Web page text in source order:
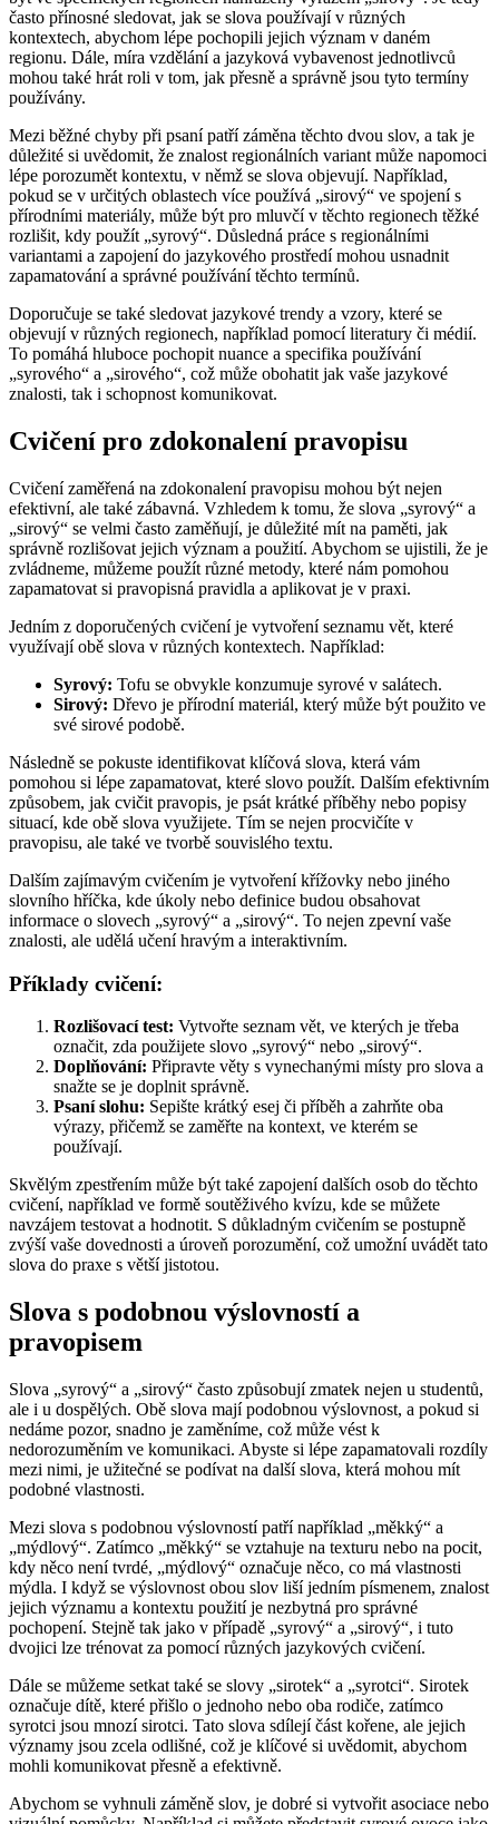
často přínosné sledovat, jak se slova používají v různých
kontextech, abychom lépe pochopili jejich význam v daném
regionu. Dále, míra vzdělání a jazyková vybavenost jednotlivců
mohou také hrát roli v tom, jak přesně a správně jsou tyto termíny
používány.
Mezi běžné chyby při psaní patří záměna těchto dvou slov, a tak je
důležité si uvědomit, že znalost regionálních variant může napomoci
lépe porozumět kontextu, v němž se slova objevují. Například,
pokud se v určitých oblastech více používá „sirový“ ve spojení s
přírodními materiály, může být pro mluvčí v těchto regionech těžké
rozlišit, kdy použít „syrový“. Důsledná práce s regionálními
variantami a zapojení do jazykového prostředí mohou usnadnit
zapamatování a správné používání těchto termínů.
Doporučuje se také sledovat jazykové trendy a vzory, které se
objevují v různých regionech, například pomocí literatury či médií.
To pomáhá hluboce pochopit nuance a specifika používání
„syrového“ a „sirového“, což může obohatit jak vaše jazykové
znalosti, tak i schopnost komunikovat.
Cvičení pro zdokonalení pravopisu
Cvičení zaměřená na zdokonalení pravopisu mohou být nejen
efektivní, ale také zábavná. Vzhledem k tomu, že slova „syrový“ a
„sirový“ se velmi často zaměňují, je důležité mít na paměti, jak
správně rozlišovat jejich význam a použití. Abychom se ujistili, že je
zvládneme, můžeme použít různé metody, které nám pomohou
zapamatovat si pravopisná pravidla a aplikovat je v praxi.
Jedním z doporučených cvičení je vytvoření seznamu vět, které
využívají obě slova v různých kontextech. Například:
Syrový: Tofu se obvykle konzumuje syrové v salátech.
Sirový: Dřevo je přírodní materiál, který může být použito ve
své sirové podobě.
Následně se pokuste identifikovat klíčová slova, která vám
pomohou si lépe zapamatovat, které slovo použít. Dalším efektivním
způsobem, jak cvičit pravopis, je psát krátké příběhy nebo popisy
situací, kde obě slova využijete. Tím se nejen procvičíte v
pravopisu, ale také ve tvorbě souvislého textu.
Dalším zajímavým cvičením je vytvoření křížovky nebo jiného
slovního hříčka, kde úkoly nebo definice budou obsahovat
informace o slovech „syrový“ a „sirový“. To nejen zpevní vaše
znalosti, ale udělá učení hravým a interaktivním.
Příklady cvičení:
Rozlišovací test: Vytvořte seznam vět, ve kterých je třeba
označit, zda použijete slovo „syrový“ nebo „sirový“.
Doplňování: Připravte věty s vynechanými místy pro slova a
snažte se je doplnit správně.
Psaní slohu: Sepište krátký esej či příběh a zahrňte oba
výrazy, přičemž se zaměřte na kontext, ve kterém se
používají.
Skvělým zpestřením může být také zapojení dalších osob do těchto
cvičení, například ve formě soutěživého kvízu, kde se můžete
navzájem testovat a hodnotit. S důkladným cvičením se postupně
zvýší vaše dovednosti a úroveň porozumění, což umožní uvádět tato
slova do praxe s větší jistotou.
Slova s podobnou výslovností a
pravopisem
Slova „syrový“ a „sirový“ často způsobují zmatek nejen u studentů,
ale i u dospělých. Obě slova mají podobnou výslovnost, a pokud si
nedáme pozor, snadno je zaměníme, což může vést k
nedorozuměním ve komunikaci. Abyste si lépe zapamatovali rozdíly
mezi nimi, je užitečné se podívat na další slova, která mohou mít
podobné vlastnosti.
Mezi slova s podobnou výslovností patří například „měkký“ a
„mýdlový“. Zatímco „měkký“ se vztahuje na texturu nebo na pocit,
kdy něco není tvrdé, „mýdlový“ označuje něco, co má vlastnosti
mýdla. I když se výslovnost obou slov liší jedním písmenem, znalost
jejich významu a kontextu použití je nezbytná pro správné
pochopení. Stejně tak jako v případě „syrový“ a „sirový“, i tuto
dvojici lze trénovat za pomocí různých jazykových cvičení.
Dále se můžeme setkat také se slovy „sirotek“ a „syrotci“. Sirotek
označuje dítě, které přišlo o jednoho nebo oba rodiče, zatímco
syrotci jsou mnozí sirotci. Tato slova sdílejí část kořene, ale jejich
významy jsou zcela odlišné, což je klíčové si uvědomit, abychom
mohli komunikovat přesně a efektivně.
Abychom se vyhnuli záměně slov, je dobré si vytvořit asociace nebo